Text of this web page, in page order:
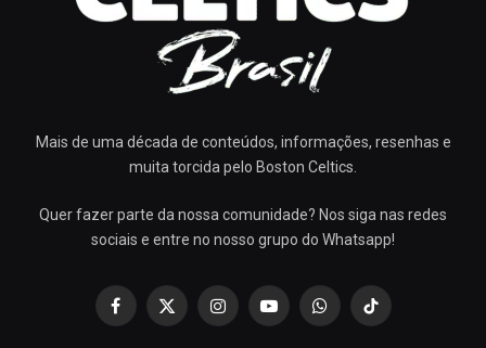
Mais de uma década de conteúdos, informações, resenhas e
muita torcida pelo Boston Celtics.
Quer fazer parte da nossa comunidade? Nos siga nas redes
sociais e entre no nosso grupo do Whatsapp!
Facebook
X
InstagramYouTubeWhatsAppTikTok